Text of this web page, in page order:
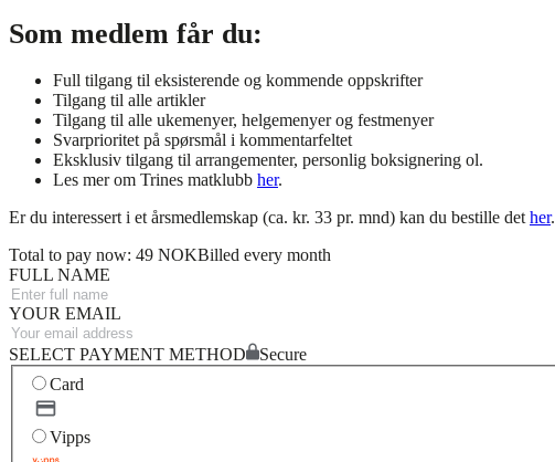
Som medlem får du:
Full tilgang til eksisterende og kommende oppskrifter
Tilgang til alle artikler
Tilgang til alle ukemenyer, helgemenyer og festmenyer
Svarprioritet på spørsmål i kommentarfeltet
Eksklusiv tilgang til arrangementer, personlig boksignering ol.
Les mer om Trines matklubb her.
Er du interessert i et årsmedlemskap (ca. kr. 33 pr. mnd) kan du bestille det her.
Total to pay now: 49 NOKBilled every month
FULL NAME
YOUR EMAIL
SELECT PAYMENT METHOD
Secure
Card
Vipps